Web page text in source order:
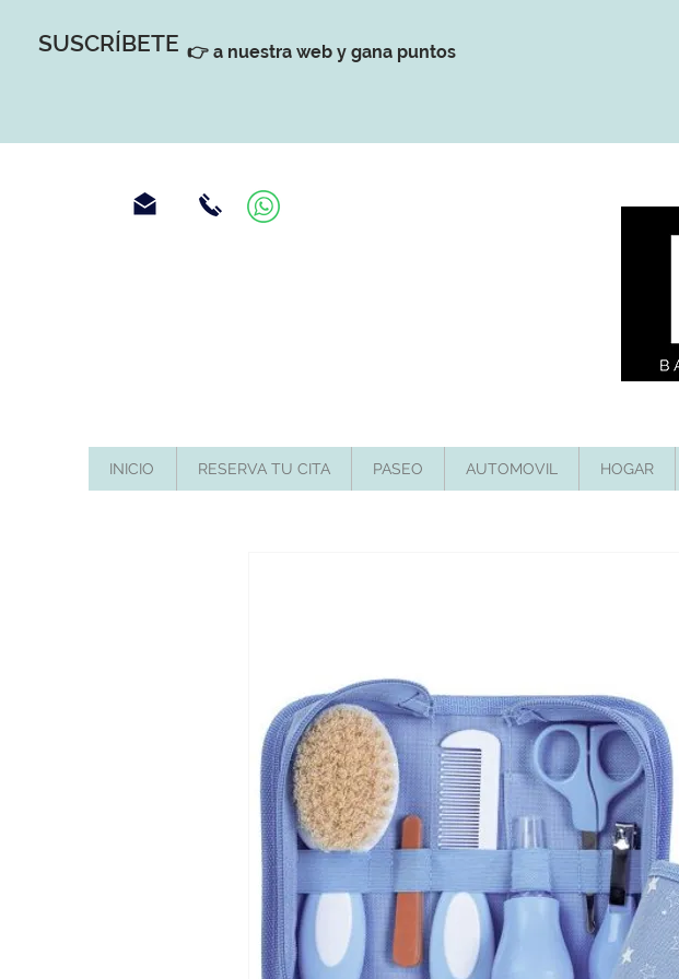
SUSCRÍBETE 👉 a nuestra web y gana puntos
INICIO RESERVA TU CITA PASEO AUTOMOVIL HOGAR